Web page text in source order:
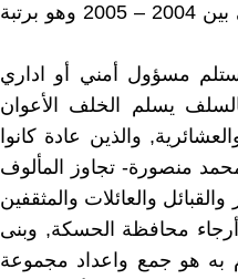
محافظة دير الزور, وكان برتبة نقيب وترك القامشلي بين 2004 – 2005 وهو برتبة
مسؤول أمني أو اداري
يسلم الخلف الأعوان
والذين عادة كانوا
منصورة- تجاوز المألوف
والعائلات والمثقفين
محافظة الحسكة, وبنى
به هو جمع واعداد مجموعة